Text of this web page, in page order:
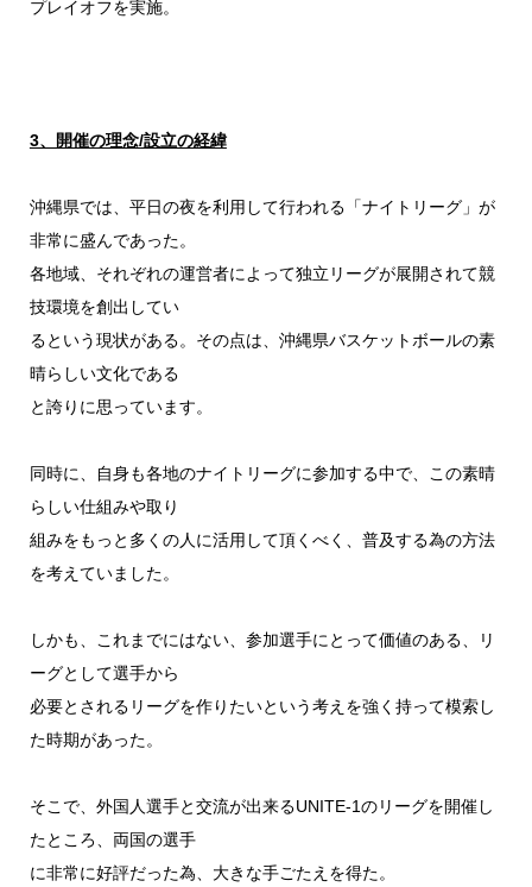
プレイオフを実施。
3、開催の理念/設立の経緯
沖縄県では、平日の夜を利用して行われる「ナイトリーグ」が
非常に盛んであった。
各地域、それぞれの運営者によって独立リーグが展開されて競
技環境を創出してい
るという現状がある。その点は、沖縄県バスケットボールの素
晴らしい文化である
と誇りに思っています。
同時に、自身も各地のナイトリーグに参加する中で、この素晴
らしい仕組みや取り
組みをもっと多くの人に活用して頂くべく、普及する為の方法
を考えていました。
しかも、これまでにはない、参加選手にとって価値のある、リ
ーグとして選手から
必要とされるリーグを作りたいという考えを強く持って模索し
た時期があった。
そこで、外国人選手と交流が出来るUNITE-1のリーグを開催し
たところ、両国の選手
に非常に好評だった為、大きな手ごたえを得た。